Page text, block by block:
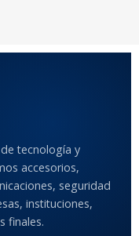
DE TABLETS
tecnología y
accesorios,
seguridad
instituciones,
finales.